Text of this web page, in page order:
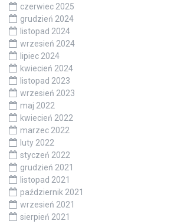
czerwiec 2025
grudzień 2024
listopad 2024
wrzesień 2024
lipiec 2024
kwiecień 2024
listopad 2023
wrzesień 2023
maj 2022
kwiecień 2022
marzec 2022
luty 2022
styczeń 2022
grudzień 2021
listopad 2021
październik 2021
wrzesień 2021
sierpień 2021